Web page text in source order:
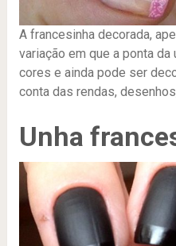
A francesinha decorada,
variação em que a ponta
cores e ainda pode ser
conta das rendas,
Unha